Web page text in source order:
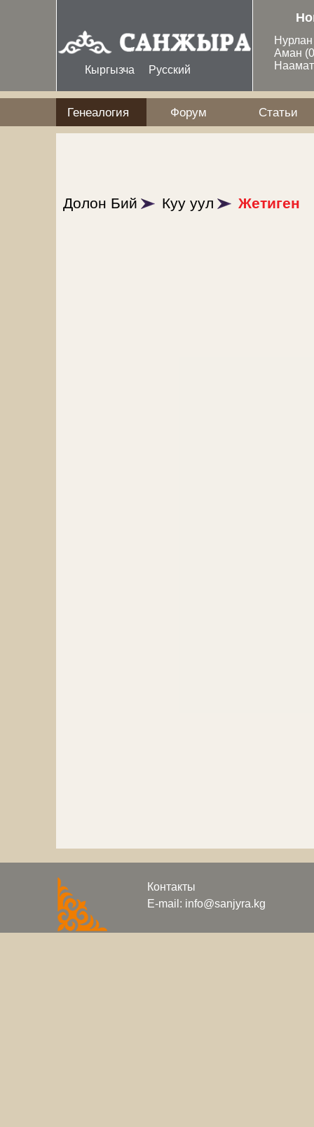
Кыргызча Русский
Аман
Генеалогия Форум Статьи
Долон Бий Куу уул Жетиген
Контакты
E-mail: info@sanjyra.kg